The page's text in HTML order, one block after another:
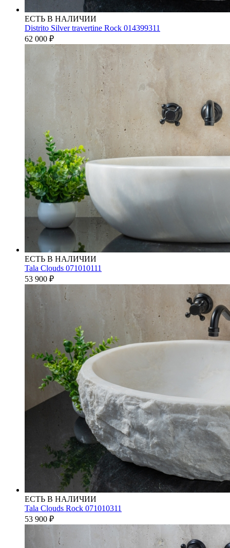
ЕСТЬ В НАЛИЧИИ
Distrito Silver travertine Rock 014399311
62 000 ₽
ЕСТЬ В НАЛИЧИИ
Tala Clouds 071010111
53 900 ₽
ЕСТЬ В НАЛИЧИИ
Tala Clouds Rock 071010311
53 900 ₽